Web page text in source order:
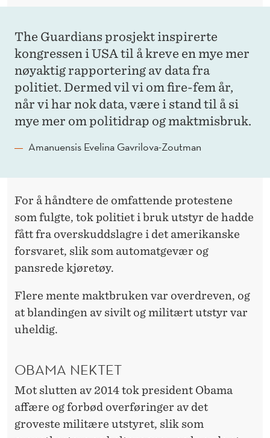
The Guardians prosjekt inspirerte
kongressen i USA til å kreve en mye mer
nøyaktig rapportering av data fra
politiet. Dermed vil vi om fire-fem år,
når vi har nok data, være i stand til å si
mye mer om politidrap og maktmisbruk.
Amanuensis Evelina Gavrilova-Zoutman
For å håndtere de omfattende protestene
som fulgte, tok politiet i bruk utstyr de hadde
fått fra overskuddslagre i det amerikanske
forsvaret, slik som automatgevær og
pansrede kjøretøy.
Flere mente maktbruken var overdreven, og
at blandingen av sivilt og militært utstyr var
uheldig.
OBAMA NEKTET
Mot slutten av 2014 tok president Obama
affære og forbød overføringer av det
groveste militære utstyret, slik som